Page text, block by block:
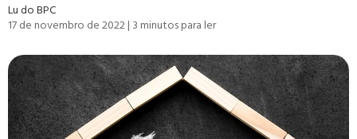
Lu do BPC
17 de novembro de 2022| 3minutos para ler